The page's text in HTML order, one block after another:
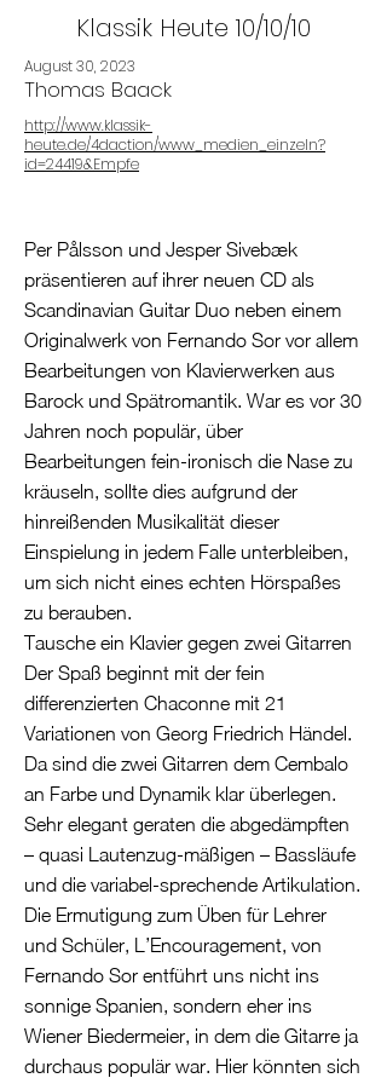
Klassik Heute 10/10/10
August 30, 2023
Thomas Baack
http://www.klassik-
heute.de/4daction/www_medien_einzeln?
id=24419&Empfe
Per Pålsson und Jesper Sivebæk
präsentieren auf ihrer neuen CD als
Scandinavian Guitar Duo neben einem
Originalwerk von Fernando Sor vor allem
Bearbeitungen von Klavierwerken aus
Barock und Spätromantik. War es vor 30
Jahren noch populär, über
Bearbeitungen fein-ironisch die Nase zu
kräuseln, sollte dies aufgrund der
hinreißenden Musikalität dieser
Einspielung in jedem Falle unterbleiben,
um sich nicht eines echten Hörspaßes
zu berauben.
Tausche ein Klavier gegen zwei Gitarren
Der Spaß beginnt mit der fein
differenzierten Chaconne mit 21
Variationen von Georg Friedrich Händel.
Da sind die zwei Gitarren dem Cembalo
an Farbe und Dynamik klar überlegen.
Sehr elegant geraten die abgedämpften
– quasi Lautenzug-mäßigen – Bassläufe
und die variabel-sprechende Artikulation.
Die Ermutigung zum Üben für Lehrer
und Schüler, L’Encouragement, von
Fernando Sor entführt uns nicht ins
sonnige Spanien, sondern eher ins
Wiener Biedermeier, in dem die Gitarre ja
durchaus populär war. Hier könnten sich